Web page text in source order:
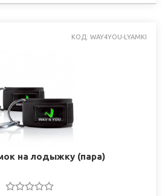
КОД: WAY4YOU-LYAMKI
на лодыжку (пара)